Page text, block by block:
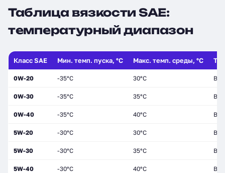
Таблица вязкости SAE:
температурный диапазон
Класс SAE Мин. темп. пуска, °C Макс. темп. среды, °C Тип
0W-20 -35°C 30°C
0W-30 -35°C 35°C
0W-40 -35°C 40°C
5W-20 -30°C 30°C
5W-30 -30°C 35°C
5W-40 -30°C 40°C